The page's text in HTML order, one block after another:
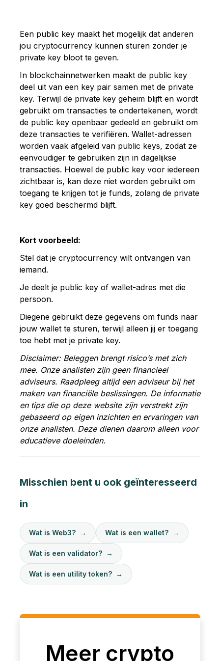
Een public key maakt het mogelijk dat anderen
jou cryptocurrency kunnen sturen zonder je
private key bloot te geven.
In blockchainnetwerken maakt de public key
deel uit van een key pair samen met de private
key. Terwijl de private key geheim blijft en wordt
gebruikt om transacties te ondertekenen, wordt
de public key openbaar gedeeld en gebruikt om
deze transacties te verifiëren. Wallet-adressen
worden vaak afgeleid van public keys, zodat ze
eenvoudiger te gebruiken zijn in dagelijkse
transacties. Hoewel de public key voor iedereen
zichtbaar is, kan deze niet worden gebruikt om
toegang te krijgen tot je funds, zolang de private
key goed beschermd blijft.
Kort voorbeeld:
Stel dat je cryptocurrency wilt ontvangen van
iemand.
Je deelt je public key of wallet-adres met die
persoon.
Diegene gebruikt deze gegevens om funds naar
jouw wallet te sturen, terwijl alleen jij er toegang
toe hebt met je private key.
Disclaimer: Beleggen brengt risico’s met zich
mee. Onze analisten zijn geen financieel
adviseurs. Raadpleeg altijd een adviseur bij het
maken van financiële beslissingen. De informatie
en tips die op deze website zijn verstrekt zijn
gebaseerd op eigen inzichten en ervaringen van
onze analisten. Deze dienen daarom alleen voor
educatieve doeleinden.
Misschien bent u ook geïnteresseerd
in
Wat is Web3? → Wat is een wallet? →
Wat is een validator? →
Wat is een utility token? →
Meer crypto